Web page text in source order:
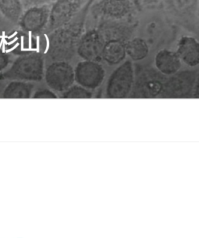
山）